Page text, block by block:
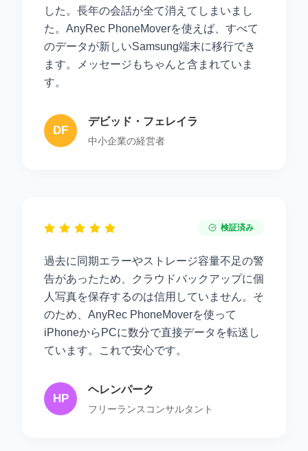
した。長年の会話が全て消えてしまいまし
た。AnyRec PhoneMoverを使えば、すべて
のデータが新しいSamsung端末に移行でき
ます。メッセージもちゃんと含まれていま
す。
DF
デビッド・フェレイラ
中小企業の経営者
検証済み
過去に同期エラーやストレージ容量不足の警
告があったため、クラウドバックアップに個
人写真を保存するのは信用していません。そ
のため、AnyRec PhoneMoverを使って
iPhoneからPCに数分で直接データを転送し
ています。これで安心です。
HP
ヘレンパーク
フリーランスコンサルタント